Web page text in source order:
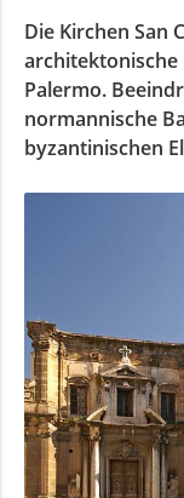
Die Kirchen San
architektonische
Palermo.
normannische
byzantinischen